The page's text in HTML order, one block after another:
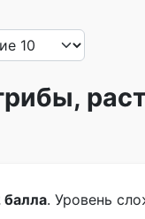
балла. Уровень